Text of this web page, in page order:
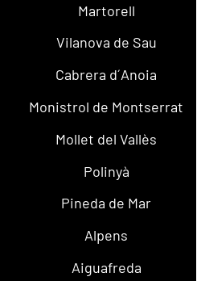
Martorell
Vilanova de Sau
Cabrera d´Anoia
Monistrol de Montserrat
Mollet del Vallès
Polinyà
Pineda de Mar
Alpens
Aiguafreda